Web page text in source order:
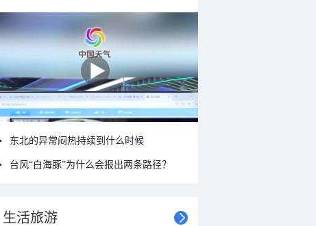
东北的异常闷热持续到什么时候
台风“白海豚”为什么会报出两条路径？
生活旅游